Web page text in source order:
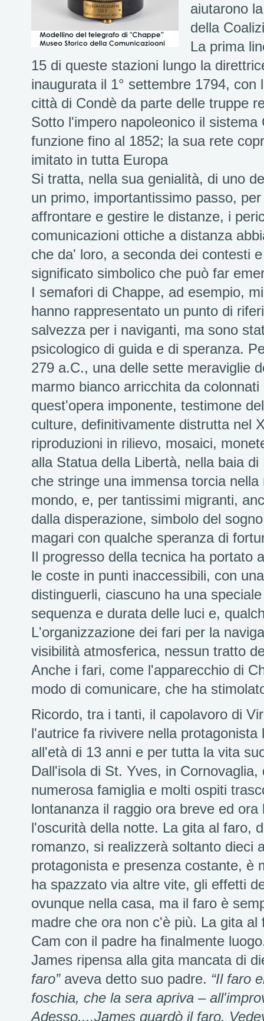
aiutarono
della
La prima
15 di queste stazioni lungo la
inaugurata il 1° settembre 1794,
città di Condè da parte delle truppe
Sotto l'impero napoleonico il
funzione fino al 1852; la sua rete
imitato in tutta Europa
Si tratta, nella sua genialità, di uno
un primo, importantissimo passo,
affrontare e gestire le distanze, i
comunicazioni ottiche a distanza
che da' loro, a seconda dei contesti
significato simbolico che può far
I semafori di Chappe, ad esempio,
hanno rappresentato un punto di
salvezza per i naviganti, ma sono
psicologico di guida e di speranza.
279 a.C., una delle sette meraviglie
marmo bianco arricchita da
quest'opera imponente, testimone
culture, definitivamente distrutta nel
riproduzioni in rilievo, mosaici,
alla Statua della Libertà, nella baia
che stringe una immensa torcia
mondo, e, per tantissimi migranti,
dalla disperazione, simbolo del
magari con qualche speranza di
Il progresso della tecnica ha portato
le coste in punti inaccessibili, con
distinguerli, ciascuno ha una
sequenza e durata delle luci e,
L'organizzazione dei fari per la
visibilità atmosferica, nessun tratto
Anche i fari, come l'apparecchio di
modo di comunicare, che ha
Ricordo, tra i tanti, il capolavoro di
l'autrice fa rivivere nella
all'età di 13 anni e per tutta la vita
Dall'isola di St. Yves, in
numerosa famiglia e molti ospiti
lontananza il raggio ora breve ed
l'oscurità della notte. La gita al faro,
romanzo, si realizzerà soltanto dieci
protagonista e presenza costante, è
ha spazzato via altre vite, gli effetti
ovunque nella casa, ma il faro è
madre che ora non c'è più. La gita
Cam con il padre ha finalmente
James ripensa alla gita mancata di
faro”aveva detto suo padre. “Il faro
foschia, che la sera apriva –
Adesso....James guardò il faro.